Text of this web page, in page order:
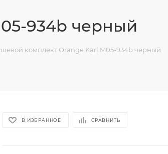
934b черный
комплект Orange Karl M05-934b черный
В ИЗБРАННОЕ СРАВНИТЬ